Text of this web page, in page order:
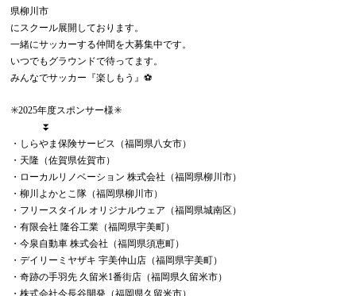
県柳川市
にスクール展開しております。
一緒にサッカーする仲間を大募集中です。
いつでもグラウンドで待ってます。
みんなでサッカー『楽しもう』⚽️
✳️2025年度スポンサー様✳️
⏬
・しらやま保険サービス（福岡県八女市）
・天隆（佐賀県佐賀市）
・ローカルリノベーション 株式会社（福岡県柳川市）
・柳川よかとこ隊（福岡県柳川市）
・フリースタイル オリジナルウェア（福岡県城南区）
・有限会社 隆谷工業（福岡県宇美町）
・今泉自動車 株式会社（福岡県須恵町）
・デイリーミヤザキ 宇美仲山店（福岡県宇美町）
・奇跡の手羽先 久留米1番街店（福岡県久留米市）
・株式会社今長谷開発（福岡県久留米市）